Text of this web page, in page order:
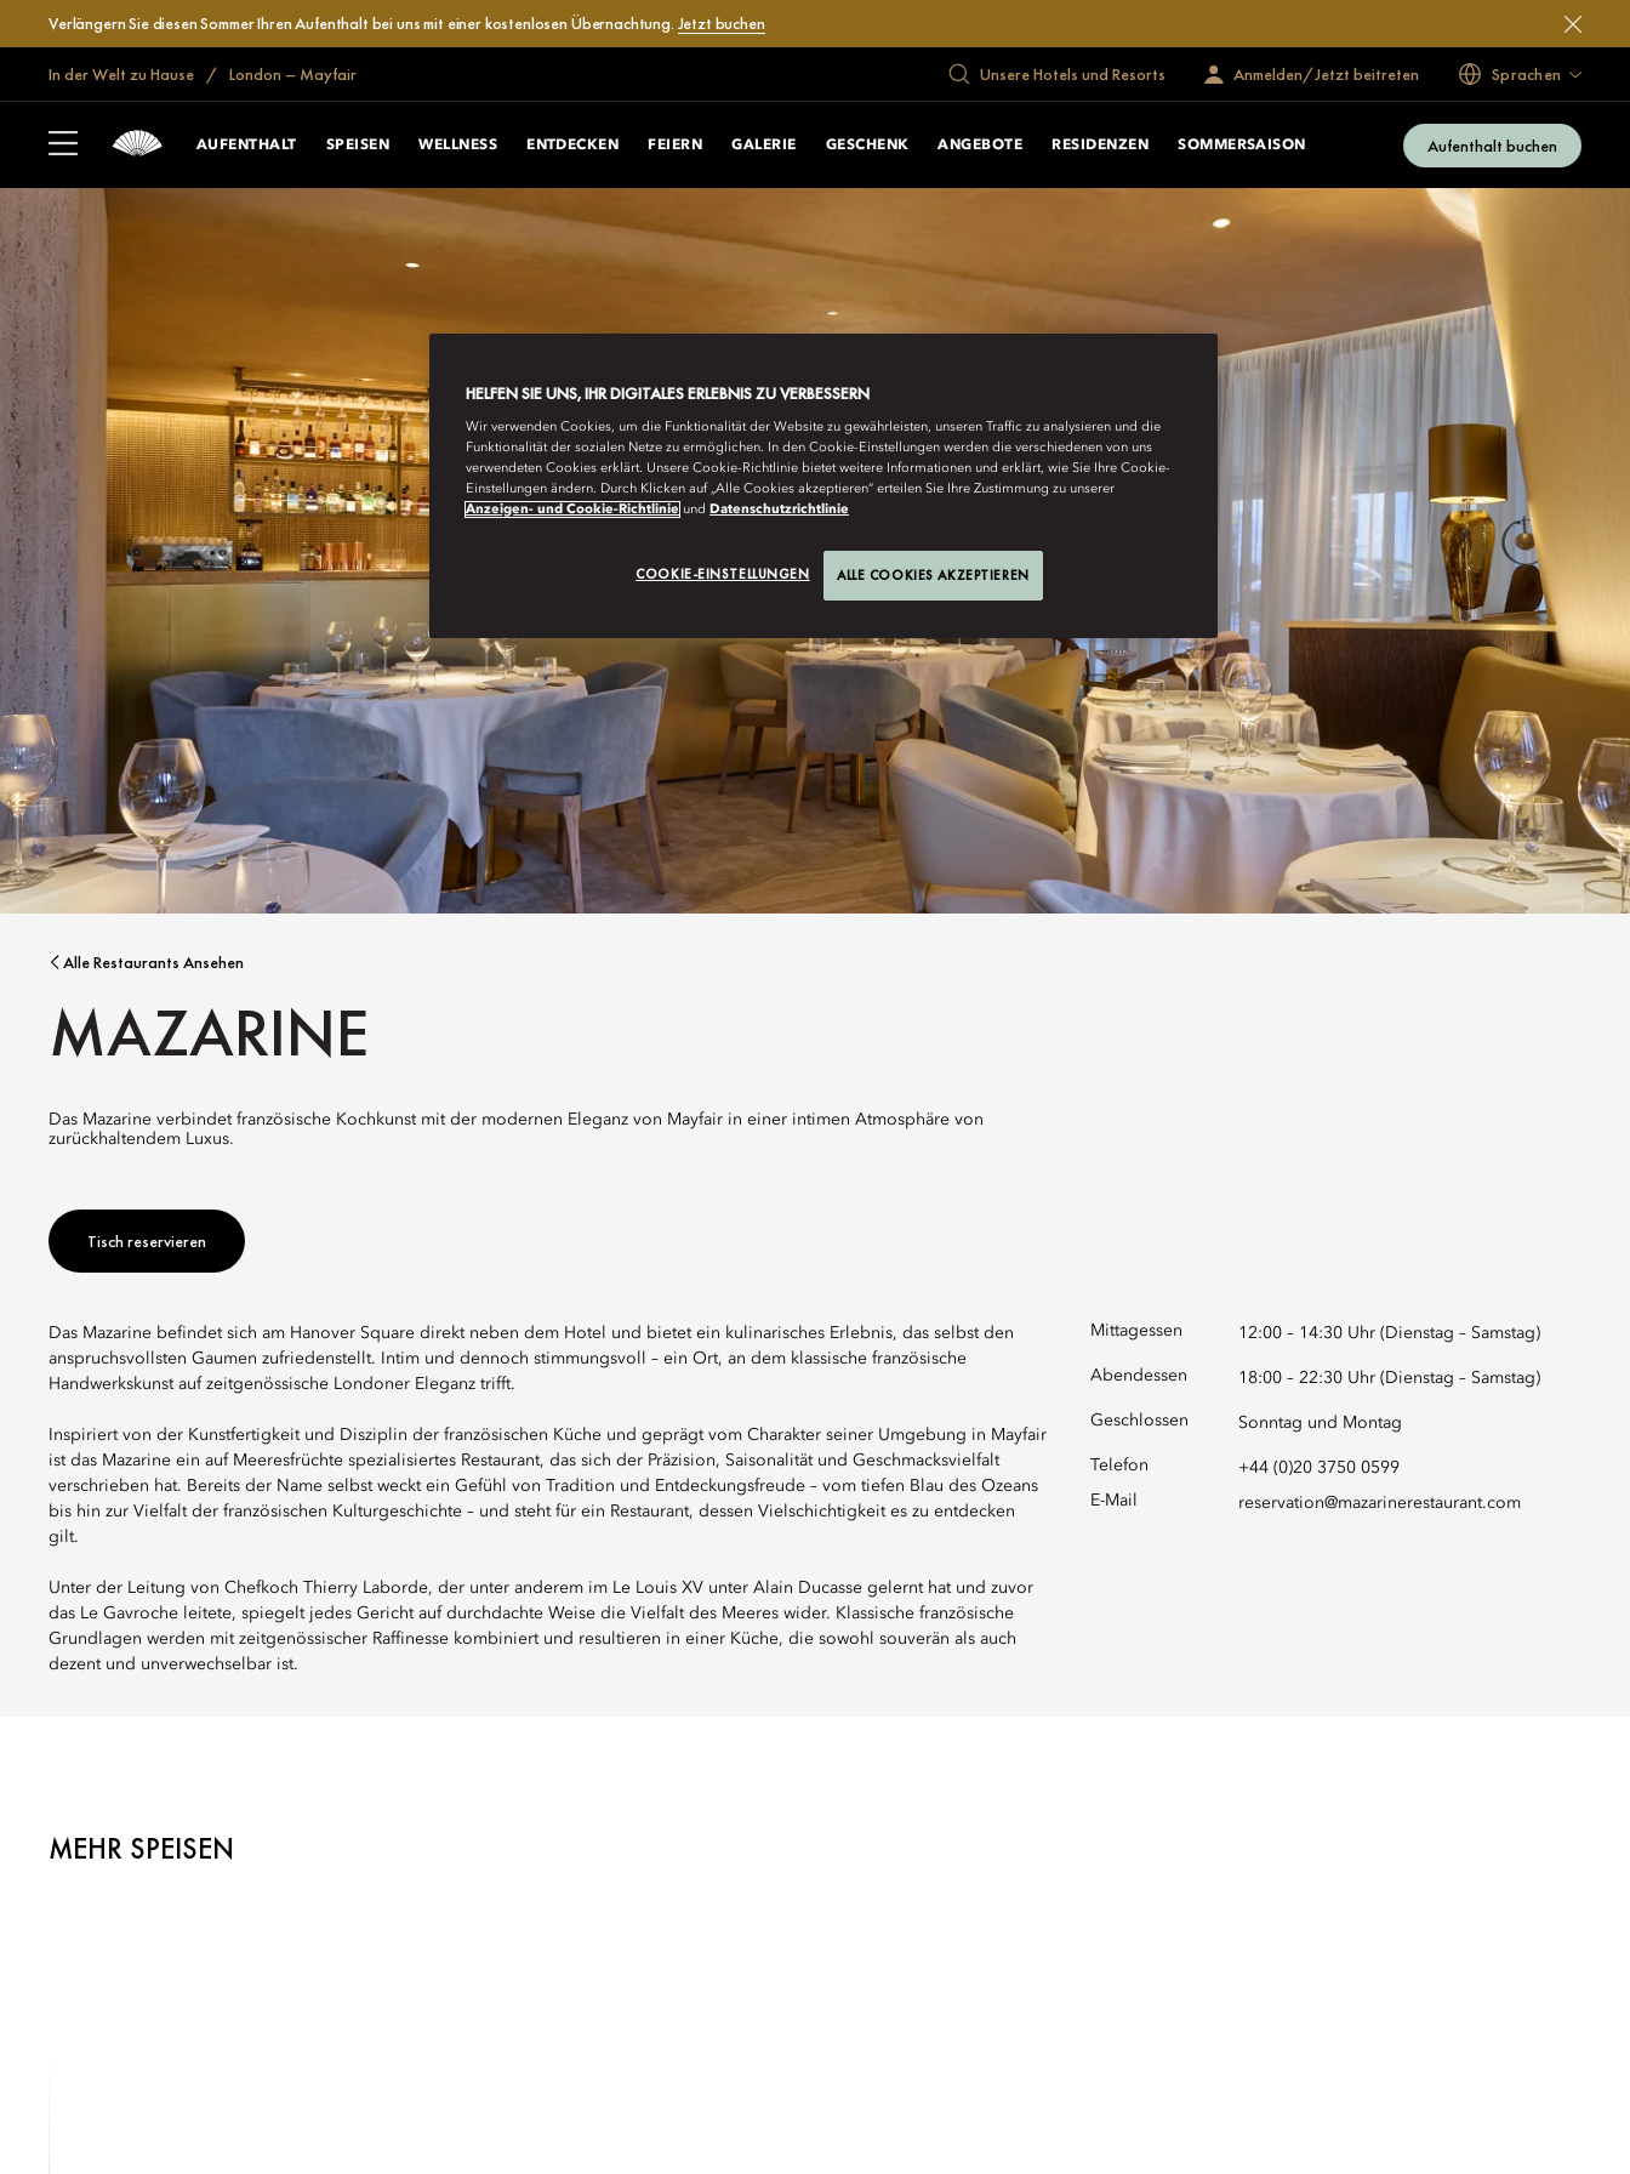
Verlängern Sie diesen Sommer Ihren Aufenthalt bei uns mit einer kostenlosen Übernachtung. Jetzt buchen
In der Welt zu Hause London – Mayfair Unsere Hotels und Resorts Anmelden/Jetzt beitreten Sprachen
AUFENTHALT SPEISEN WELLNESS ENTDECKEN FEIERN GALERIE GESCHENK ANGEBOTE RESIDENZEN SOMMERSAISON Aufenthalt buchen
Alle Restaurants Ansehen
MAZARINE
Das Mazarine verbindet französische Kochkunst mit der modernen Eleganz von Mayfair in einer intimen Atmosphäre von
zurückhaltendem Luxus.
Tisch reservieren
Das Mazarine befindet sich am Hanover Square direkt neben dem Hotel und bietet ein kulinarisches Erlebnis, das selbst den
anspruchsvollsten Gaumen zufriedenstellt. Intim und dennoch stimmungsvoll – ein Ort, an dem klassische französische
Handwerkskunst auf zeitgenössische Londoner Eleganz trifft.
Inspiriert von der Kunstfertigkeit und Disziplin der französischen Küche und geprägt vom Charakter seiner Umgebung in Mayfair
ist das Mazarine ein auf Meeresfrüchte spezialisiertes Restaurant, das sich der Präzision, Saisonalität und Geschmacksvielfalt
verschrieben hat. Bereits der Name selbst weckt ein Gefühl von Tradition und Entdeckungsfreude – vom tiefen Blau des Ozeans
bis hin zur Vielfalt der französischen Kulturgeschichte – und steht für ein Restaurant, dessen Vielschichtigkeit es zu entdecken
gilt.
Unter der Leitung von Chefkoch Thierry Laborde, der unter anderem im Le Louis XV unter Alain Ducasse gelernt hat und zuvor
das Le Gavroche leitete, spiegelt jedes Gericht auf durchdachte Weise die Vielfalt des Meeres wider. Klassische französische
Grundlagen werden mit zeitgenössischer Raffinesse kombiniert und resultieren in einer Küche, die sowohl souverän als auch
dezent und unverwechselbar ist.
Mittagessen 12:00 – 14:30 Uhr (Dienstag – Samstag)
Abendessen 18:00 – 22:30 Uhr (Dienstag – Samstag)
Geschlossen Sonntag und Montag
Telefon
+44 (0)20 3750 0599
E-Mail
reservation@mazarinerestaurant.com
MEHR SPEISEN
HELFEN SIE UNS, IHR DIGITALES ERLEBNIS ZU VERBESSERN
Wir verwenden Cookies, um die Funktionalität der Website zu gewährleisten, unseren Traffic zu analysieren und die
Funktionalität der sozialen Netze zu ermöglichen. In den Cookie-Einstellungen werden die verschiedenen von uns
verwendeten Cookies erklärt. Unsere Cookie-Richtlinie bietet weitere Informationen und erklärt, wie Sie Ihre Cookie-
Einstellungen ändern. Durch Klicken auf „Alle Cookies akzeptieren“ erteilen Sie Ihre Zustimmung zu unserer
Anzeigen- und Cookie-Richtlinie und Datenschutzrichtlinie
COOKIE-EINSTELLUNGEN ALLE COOKIES AKZEPTIEREN